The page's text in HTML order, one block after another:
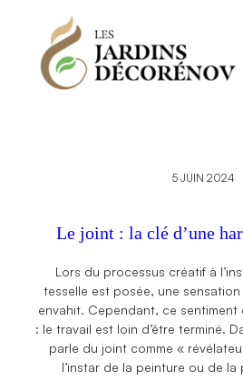
contenu
5 JUIN 2024
Le joint : la clé d’une
Lors du processus créatif à
tesselle est posée, une
envahit. Cependant, ce
: le travail est loin d’être terminé.
parle du joint comme «
l’instar de la peinture ou de